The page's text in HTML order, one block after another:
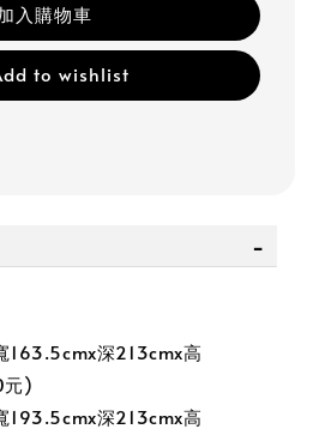
入購物車
to wishlist
163.5cmx深213cmx高
元)
193.5cmx深213cmx高